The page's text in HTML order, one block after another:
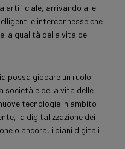
artificiale, arrivando alle
e interconnesse che
la qualità della vita dei
possa giocare un ruolo
società e della vita delle
tecnologie in ambito
la digitalizzazione dei
o ancora, i piani digitali